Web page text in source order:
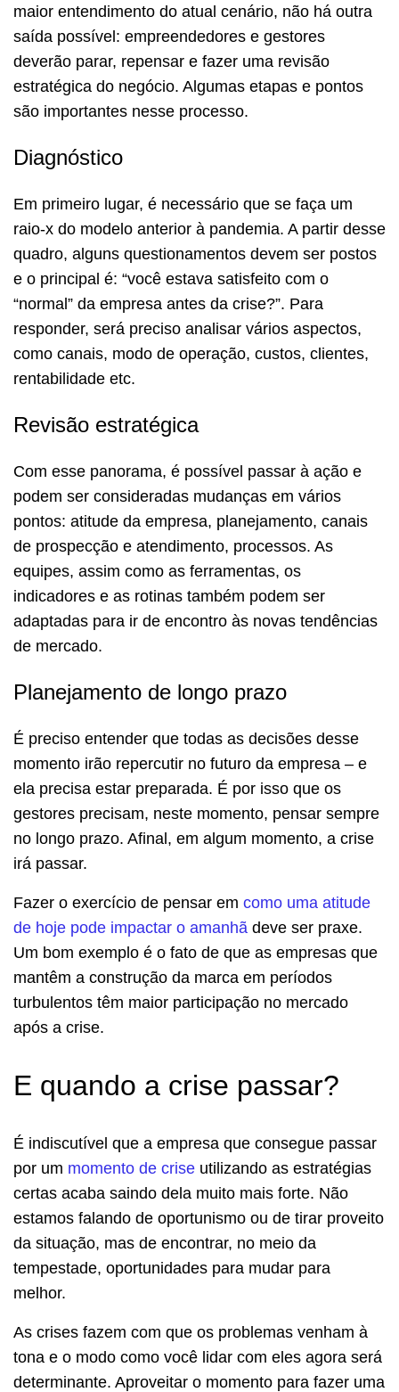
maior entendimento do atual cenário, não há outra
saída possível: empreendedores e gestores
deverão parar, repensar e fazer uma revisão
estratégica do negócio. Algumas etapas e pontos
são importantes nesse processo.
Diagnóstico
Em primeiro lugar, é necessário que se faça um
raio-x do modelo anterior à pandemia. A partir desse
quadro, alguns questionamentos devem ser postos
e o principal é: “você estava satisfeito com o
“normal” da empresa antes da crise?”. Para
responder, será preciso analisar vários aspectos,
como canais, modo de operação, custos, clientes,
rentabilidade etc.
Revisão estratégica
Com esse panorama, é possível passar à ação e
podem ser consideradas mudanças em vários
pontos: atitude da empresa, planejamento, canais
de prospecção e atendimento, processos. As
equipes, assim como as ferramentas, os
indicadores e as rotinas também podem ser
adaptadas para ir de encontro às novas tendências
de mercado.
Planejamento de longo prazo
É preciso entender que todas as decisões desse
momento irão repercutir no futuro da empresa – e
ela precisa estar preparada. É por isso que os
gestores precisam, neste momento, pensar sempre
no longo prazo. Afinal, em algum momento, a crise
irá passar.
Fazer o exercício de pensar em como uma atitude
de hoje pode impactar o amanhã deve ser praxe.
Um bom exemplo é o fato de que as empresas que
mantêm a construção da marca em períodos
turbulentos têm maior participação no mercado
após a crise.
E quando a crise passar?
É indiscutível que a empresa que consegue passar
por um momento de crise utilizando as estratégias
certas acaba saindo dela muito mais forte. Não
estamos falando de oportunismo ou de tirar proveito
da situação, mas de encontrar, no meio da
tempestade, oportunidades para mudar para
melhor.
As crises fazem com que os problemas venham à
tona e o modo como você lidar com eles agora será
determinante. Aproveitar o momento para fazer uma